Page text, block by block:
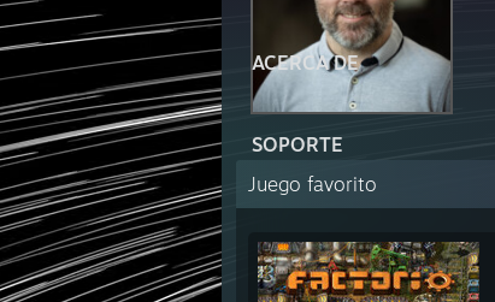
ACERCA DE
SOPORTE
Juego favorito